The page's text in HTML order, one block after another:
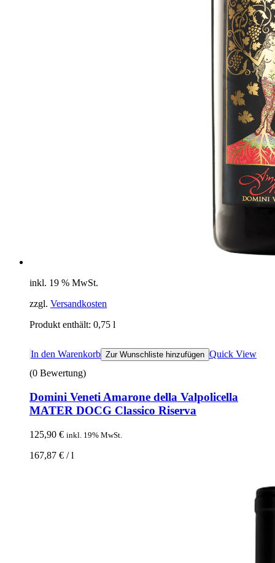
inkl. 19 % MwSt.
zzgl. Versandkosten
Produkt enthält: 0,75 l
In den Warenkorb Zur Wunschliste hinzufügen Quick View
(0 Bewertung)
Domini Veneti Amarone della Valpolicella
MATER DOCG Classico Riserva
125,90 € inkl. 19% MwSt.
167,87 € /l